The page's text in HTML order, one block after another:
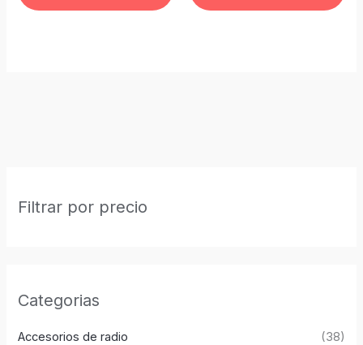
Filtrar por precio
Categorias
Accesorios de radio
(38)